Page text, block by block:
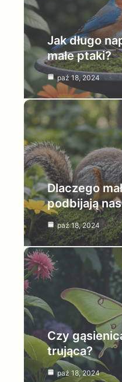
Jak długo
małe ptaki?
paź 18, 2024
Dlaczego
podbijają
paź 18, 2024
Czy
trująca?
paź 18, 2024